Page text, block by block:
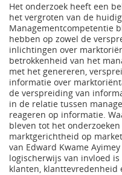
Het onderzoek heeft een
het vergroten van de
Managementcompetentie
hebben op zowel de
inlichtingen over
betrokkenheid van het
met het genereren,
informatie over
de verspreiding van
in de relatie tussen
reageren op informatie.
bleven tot het
marktgerichtheid op
van Edward Kwame
logischerwijs van invloed
klanten, klanttevredenheid